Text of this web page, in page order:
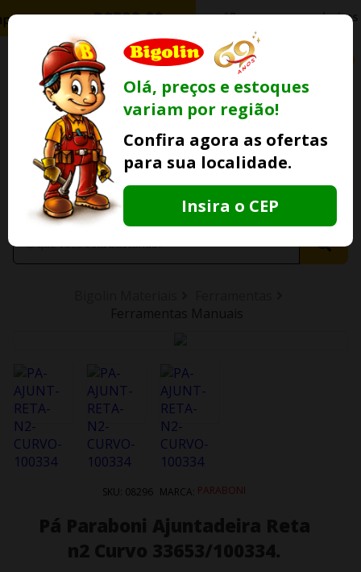
Informeseu CEP
Olá, preços e estoques
variam por região!
Confira agora as ofertas
para sua localidade.
Insira o CEP
Ofertas
Lojas Fisicas
Conta
Whatsapp
SKU: 08296 MARCA: PARABONI